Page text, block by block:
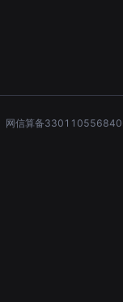
网信算备